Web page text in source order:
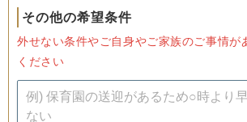
その他の希望条件
外せない条件やご自身やご家族のご事情が
ください